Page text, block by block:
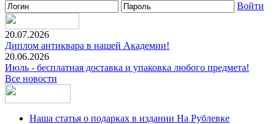
Войти
20.07.2026
Диплом антиквара в нашей Академии!
20.06.2026
Июль - бесплатная доставка и упаковка любого предмета!
Все новости
Наша статья о подарках в издании На Рублевке